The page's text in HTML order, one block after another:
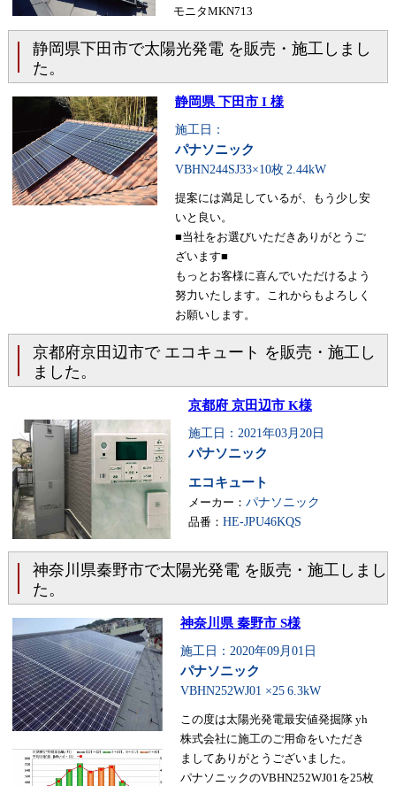
モニタMKN713
静岡県下田市で太陽光発電 を販売・施工しまし
た。
静岡県 下田市 I 様
施工日：
パナソニック
VBHN244SJ33×10枚 2.44kW
提案には満足しているが、もう少し安
いと良い。
■当社をお選びいただきありがとうご
ざいます■
もっとお客様に喜んでいただけるよう
努力いたします。これからもよろしく
お願いします。
京都府京田辺市で エコキュート を販売・施工し
ました。
京都府 京田辺市 K様
施工日：2021年03月20日
パナソニック
エコキュート
メーカー： パナソニック
品番： HE-JPU46KQS
神奈川県秦野市で太陽光発電 を販売・施工しまし
た。
神奈川県 秦野市 S様
施工日：2020年09月01日
パナソニック
VBHN252WJ01 ×25 6.3kW
この度は太陽光発電最安値発掘隊 yh
株式会社に施工のご用命をいただき
ましてありがとうございました。
パナソニックのVBHN252WJ01を25枚